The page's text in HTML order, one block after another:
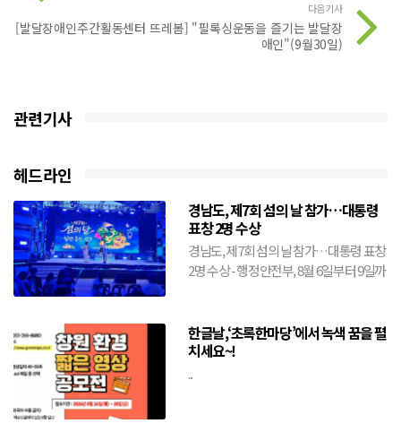
다음기사
[발달장애인주간활동센터 뜨레봄] "필록싱운동을 즐기는 발달장
애인"(9월30일)
관련기사
헤드라인
경남도, 제7회 섬의 날 참가…대통령
표창 2명 수상
경남도, 제7회 섬의 날 참가…대통령 표창
2명 수상 - 행정안전부, 8월 6일부터 9일까
한글날,‘초록한마당’에서 녹색 꿈을 펼
치세요~!
...